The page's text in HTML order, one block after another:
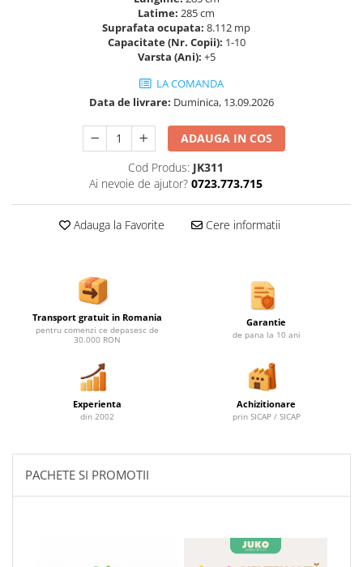
Ghivece din beton
Stalpi / bolarzi de delimitare
Cismea stradala / gradina
Magazie pubele / tomberoane
Mobilier urban DIZABILITATI
Latime: 285 cm
Suprafata ocupata: 8.112 mp
Capacitate (Nr. Copii): 1-10
Varsta (Ani): +5
LA COMANDA
Data de livrare: Duminica, 13.09.2026
ADAUGA IN COS
Cod Produs: JK311
Ai nevoie de ajutor? 0723.773.715
Adauga la Favorite Cere informatii
Transport gratuit in Romania
pentru comenzi ce depasesc de
30.000 RON
Garantie
de pana la 10 ani
Experienta
din 2002
Achizitionare
prin SICAP / SICAP
PACHETE SI PROMOTII